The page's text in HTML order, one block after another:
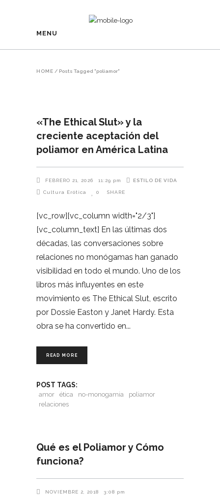
MENU
HOME / Posts Tagged "poliamor"
«The Ethical Slut» y la
creciente aceptación del
poliamor en América Latina
FEBRERO 21, 2026 11:29 pm ESTILO DE VIDA
Cultura Erótica 0 SHARE
[vc_row][vc_column width="2/3"]
[vc_column_text] En las últimas dos
décadas, las conversaciones sobre
relaciones no monógamas han ganado
visibilidad en todo el mundo. Uno de los
libros más influyentes en este
movimiento es The Ethical Slut, escrito
por Dossie Easton y Janet Hardy. Esta
obra se ha convertido en
READ MORE
POST TAGS:
amor ética no-monogamia
poliamor
relaciones
Qué es el Poliamor y Cómo
funciona?
NOVIEMBRE 2, 2018 3:08 pm